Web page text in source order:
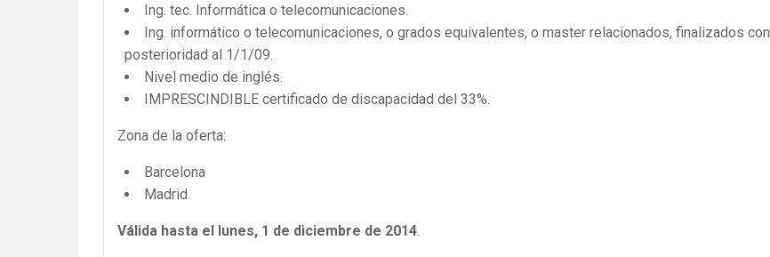
Ing. tec. Informática o telecomunicaciones.
Ing. informático o telecomunicaciones, o grados equivalentes, o master relacionados, finalizados con
posterioridad al 1/1/09.
Nivel medio de inglés.
IMPRESCINDIBLE certificado de discapacidad del 33%.
Zona de la oferta:
Barcelona
Madrid
Válida hasta el lunes, 1 de diciembre de 2014